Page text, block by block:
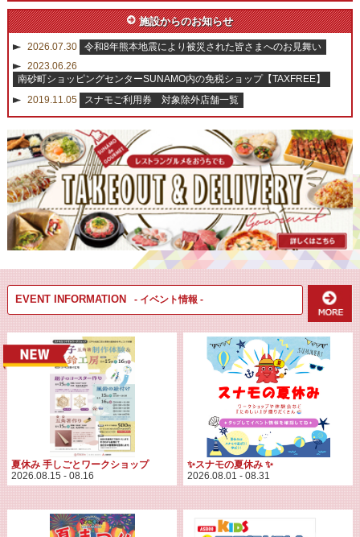
施設からのお知らせ
2026.07.30
令和8年熊本地震により被災された皆さまへのお見舞い
2023.06.26
南砂町ショッピングセンターSUNAMO内の免税ショップ【TAXFREE】
2019.11.05
スナモご利用券 対象除外店舗一覧
EVENT INFORMATION - イベント情報 -
夏休み 手しごとワークショップ
2026.08.15 - 08.16
✨スナモの夏休み ✨
2026.08.01 - 08.31